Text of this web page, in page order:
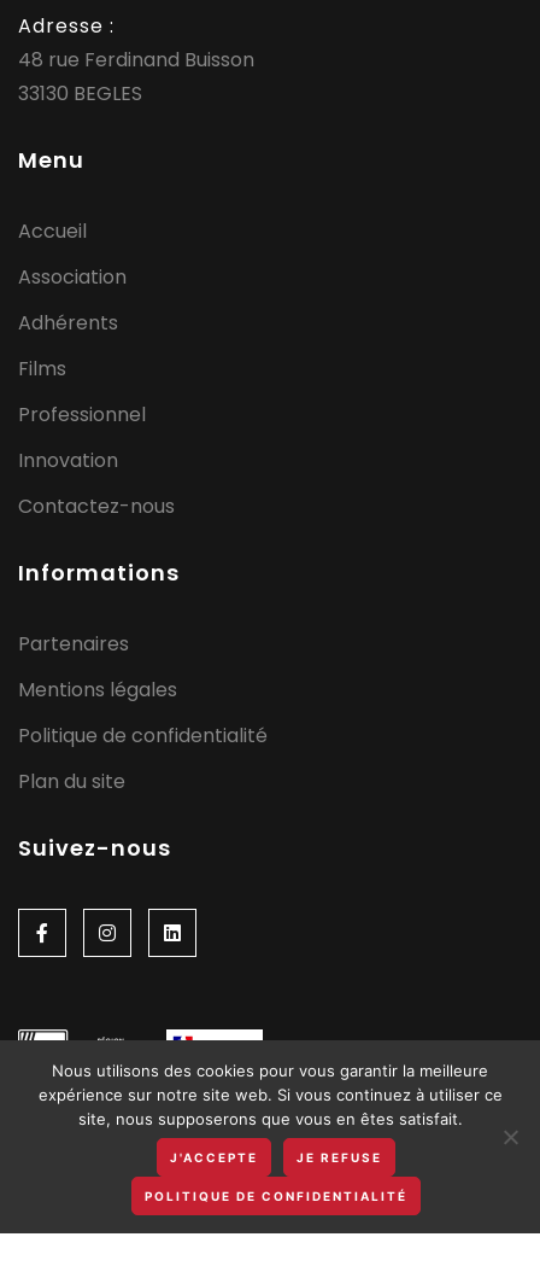
Adresse :
48 rue Ferdinand Buisson
33130 BEGLES
Menu
Accueil
Association
Adhérents
Films
Professionnel
Innovation
Contactez-nous
Informations
Partenaires
Mentions légales
Politique de confidentialité
Plan du site
Suivez-nous
Nous utilisons des cookies pour vous garantir la meilleure
expérience sur notre site web. Si vous continuez à utiliser ce
site, nous supposerons que vous en êtes satisfait.
J'ACCEPTE JE REFUSE
POLITIQUE DE CONFIDENTIALITÉ